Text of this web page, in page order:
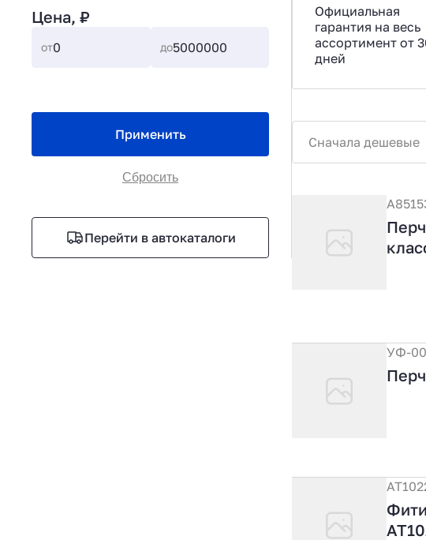
Цена, ₽
от до
Применить
Сбросить
Перейти в автокаталоги
Официальная
гарантия на весь
ассортимент от
дней
Сначала дешевые
УФ-